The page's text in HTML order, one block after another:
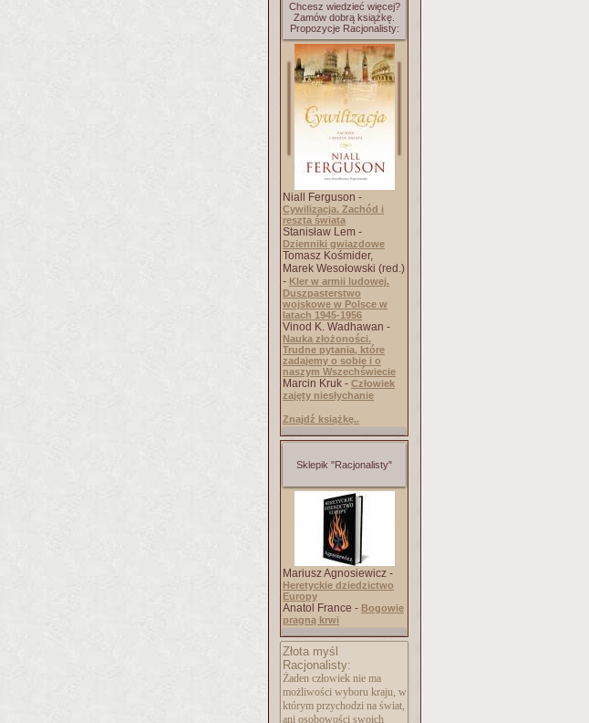
Chcesz wiedzieć więcej?
Zamów dobrą książkę.
Propozycje Racjonalisty:
Niall Ferguson -
Cywilizacja. Zachód i
reszta świata
Stanisław Lem -
Dzienniki gwiazdowe
Tomasz Kośmider,
Marek Wesołowski (red.)
- Kler w armii ludowej.
Duszpasterstwo
wojskowe w Polsce w
latach 1945-1956
Vinod K. Wadhawan -
Nauka złożoności.
Trudne pytania, które
zadajemy o sobie i o
naszym Wszechświecie
Marcin Kruk - Człowiek
zajęty niesłychanie
Znajdź książkę..
Sklepik "Racjonalisty"
Mariusz Agnosiewicz -
Heretyckie dziedzictwo
Europy
Anatol France - Bogowie
pragną krwi
Złota myśl
Racjonalisty:
Żaden człowiek nie ma
możliwości wyboru kraju, w
którym przychodzi na świat,
ani osobowości swoich